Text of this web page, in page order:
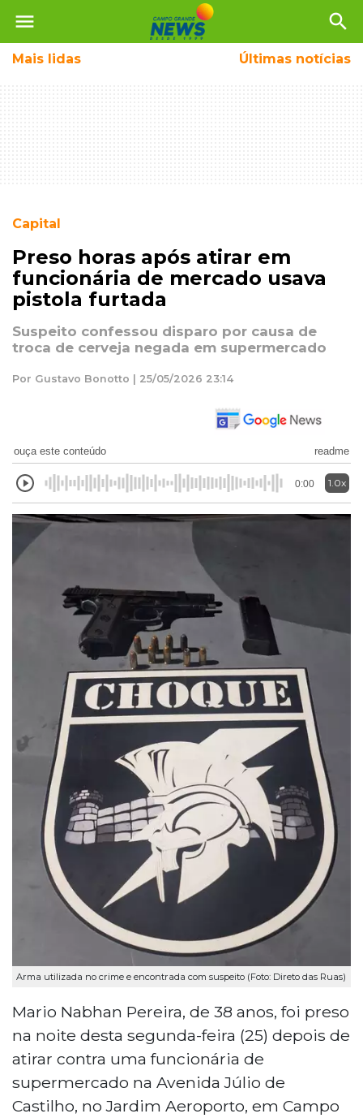
menu search
Mais lidas Últimas notícias
Capital
Preso horas após atirar em
funcionária de mercado usava
pistola furtada
Suspeito confessou disparo por causa de
troca de cerveja negada em supermercado
Por Gustavo Bonotto | 25/05/2026 23:14
ouça este conteúdo readme
0:00 1.0x
Arma utilizada no crime e encontrada com suspeito (Foto: Direto das Ruas)
Mario Nabhan Pereira, de 38 anos, foi preso
na noite desta segunda-feira (25) depois de
atirar contra uma funcionária de
supermercado na Avenida Júlio de
Castilho, no Jardim Aeroporto, em Campo